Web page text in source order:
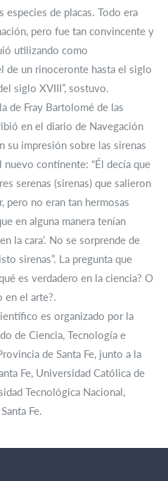
especies de placas. Todo era
pero fue tan convincente y
utilizando como
de un rinoceronte hasta el siglo
siglo XVIII”, sostuvo.
de Fray Bartolomé de las
en el diario de Navegación
su impresión sobre las sirenas
nuevo continente: “Él decía que
serenas (sirenas) que salieron
pero no eran tan hermosas
en alguna manera tenían
la cara’. No se sorprende de
sirenas”. La pregunta que
es verdadero en la ciencia? O
en el arte?.
es organizado por la
de Ciencia, Tecnología e
de Santa Fe, junto a la
Fe, Universidad Católica de
Tecnológica Nacional,
Fe.